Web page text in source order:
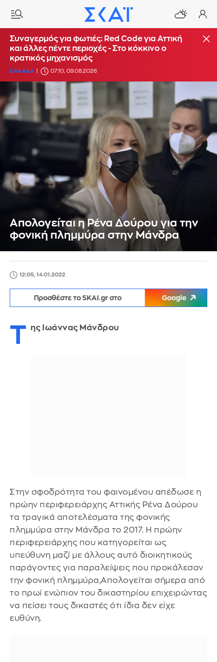
Συναγερμός για φωτιές: Red Code για Αττική
και άλλες πέντε περιοχές - Στο κόκκινο ο
κρατικός μηχανισμός
ΕΛΛΑΔΑ 07:10, 09.08.2026
Απολογείται η Ρένα Δούρου για την
φονική πλημμύρα στην Μάνδρα
12:05, 14.01.2022
Προσθέστε το SKAI.gr στο Google
Τ ης Ιωάννας Μάνδρου
Στην σφοδρότητα του φαινομένου απέδωσε η
πρώην περιφερειάρχης Αττικής Ρένα Δούρου
τα τραγικά αποτελέσματα της φονικής
πλημμύρα στην Μάνδρα το 2017. Η πρώην
περιφερειάρχης που κατηγορείται ως
υπεύθυνη μαζί με άλλους αυτό διοικητικούς
παράγοντες για παραλείψεις που προκάλεσαν
την φονική πλημμύρα,Απολογείται σήμερα από
το πρωί ενώπιον του δικαστηρίου επιχειρώντας
να πείσει τους δικαστές ότι ίδια δεν είχε
ευθύνη.